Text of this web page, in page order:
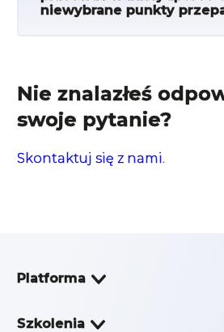
niewybrane punkty
Nie znalazłeś
swoje pytanie?
Skontaktuj się z nami.
Platforma
Szkolenia